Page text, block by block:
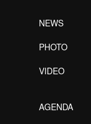
NEWS
PHOTO
VIDEO
AGENDA